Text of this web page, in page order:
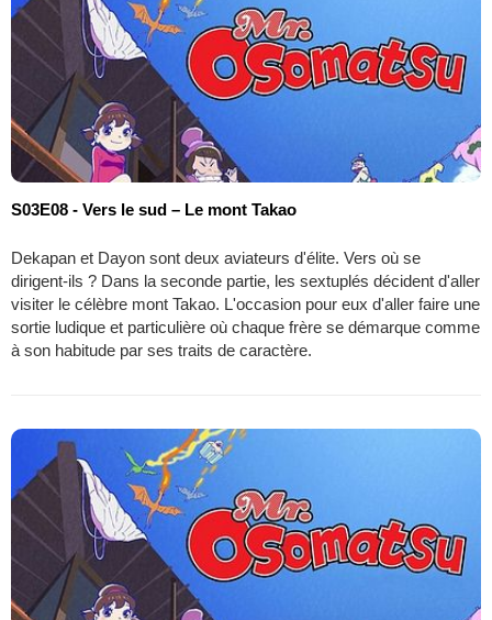
S03E08 - Vers le sud – Le mont Takao
Dekapan et Dayon sont deux aviateurs d'élite. Vers où se
dirigent-ils ? Dans la seconde partie, les sextuplés décident d'aller
visiter le célèbre mont Takao. L'occasion pour eux d'aller faire une
sortie ludique et particulière où chaque frère se démarque comme
à son habitude par ses traits de caractère.